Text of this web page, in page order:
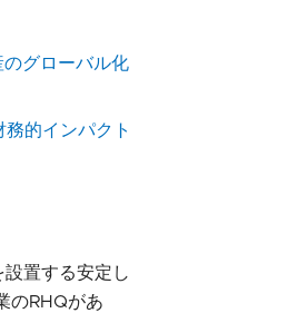
グローバル化
的インパクト
置する安定し
のRHQがあ